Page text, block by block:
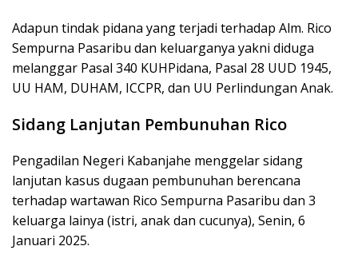
Adapun tindak pidana yang terjadi terhadap Alm. Rico
Sempurna Pasaribu dan keluarganya yakni diduga
melanggar Pasal 340 KUHPidana, Pasal 28 UUD 1945,
UU HAM, DUHAM, ICCPR, dan UU Perlindungan Anak.
Sidang Lanjutan Pembunuhan Rico
Pengadilan Negeri Kabanjahe menggelar sidang
lanjutan kasus dugaan pembunuhan berencana
terhadap wartawan Rico Sempurna Pasaribu dan 3
keluarga lainya (istri, anak dan cucunya), Senin, 6
Januari 2025.